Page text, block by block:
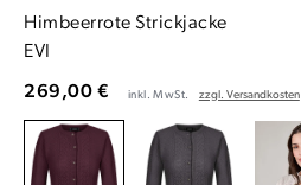
Himbeerrote Strickjacke
EVI
269,00 € inkl. MwSt. zzgl. Versandkosten